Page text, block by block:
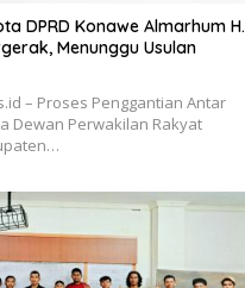
DPRD Konawe Almarhum H.
Menunggu Usulan
– Proses Penggantian Antar
Dewan Perwakilan Rakyat